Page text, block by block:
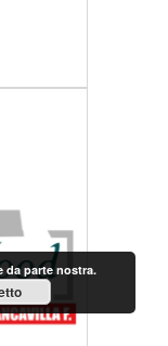
parte nostra.